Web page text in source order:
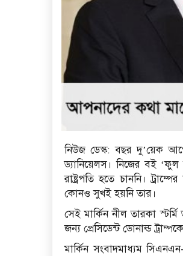
নিউজ ডেস্ক: বছর দু’য়েক
ড্যানিয়েলস। নিজের বই ‘ফুল
রাষ্ট্রপতি হতে চাননি।
কোনও সুখই হয়নি তার।
সেই মার্কিন নীল তারকা
জন্য প্রেসিডেন্ট ডোনাল্ড
মার্কিন সংবাদমাধ্যম